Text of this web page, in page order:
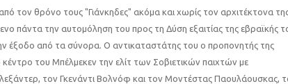
τον θρόνο τους "Γιάνκηδες" ακόμα και χωρίς τον αρχιτέκτονα
πάντα την αυτομόληση του προς τη Δύση εξαιτίας της εβραϊκής
έξοδο από τα σύνορα. Ο αντικαταστάτης του ο προπονητής της
του Μπέλμεκεν την ελίτ των Σοβιετικών παιχτών με
τον Γκενάντι Βολνόφ και τον Μοντέστας Παουλάουσκας,